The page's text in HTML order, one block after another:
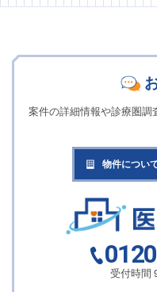
案件の詳細情報や診療圏調
物件につい
受付時間